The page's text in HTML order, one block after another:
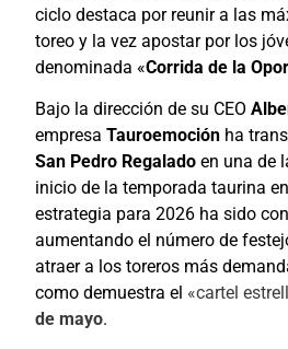
ciclo destaca por reunir a las
toreo y la vez apostar por los
denominada «Corrida de la
Bajo la dirección de su CEO
empresa Tauroemoción ha
San Pedro Regalado en una de
inicio de la temporada taurina
estrategia para 2026 ha sido
aumentando el número de
atraer a los toreros más
como demuestra el «cartel
de mayo.